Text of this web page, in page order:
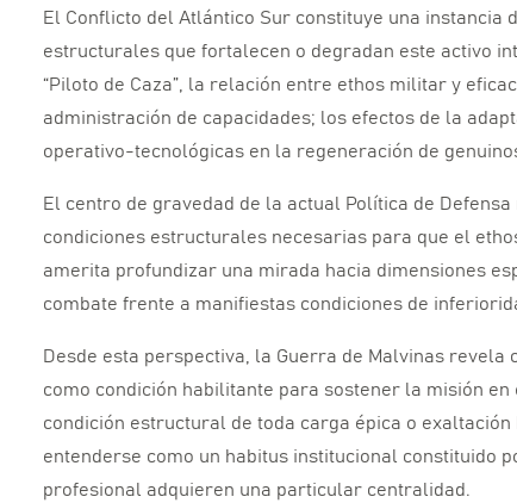
El Conflicto del Atlántico Sur constituye una
estructurales que fortalecen o degradan este activo
“Piloto de Caza”,
la relación entre ethos militar y
administración de capacidades; los efectos de la
operativo-tecnológicas en la regeneración de
El centro de gravedad de la actual Política de
condiciones estructurales necesarias para que el
amerita profundizar una mirada hacia dimensiones
combate frente a manifiestas condiciones de
Desde esta perspectiva,
la Guerra de Malvinas revela
como condición habilitante para sostener la misión
condición estructural de toda carga épica o exaltación
entenderse como un habitus institucional constituido
profesional adquieren una particular centralidad.